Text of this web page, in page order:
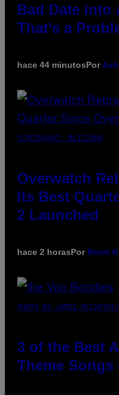
Bad Date into
That’s a
hace 44 minutosPor
SCREENSHOT: BLIZZARD
Overwatch
Its Best
2 Launched
hace 2 horasPor Brent
PHOTO BY JAMIE
3 of the Best
Theme Songs